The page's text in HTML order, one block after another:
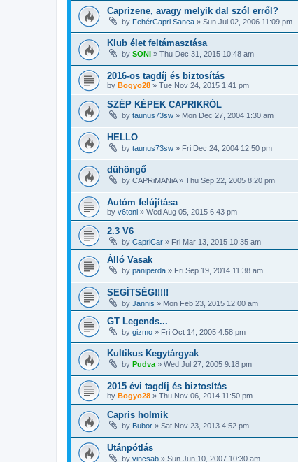
Caprizene, avagy melyik dal szól erről?
by FehérCapri Sanca » Sun Jul 02, 2006 11:09 pm
Klub élet feltámasztása
by SONI » Thu Dec 31, 2015 10:48 am
2016-os tagdíj és biztosítás
by Bogyo28 » Tue Nov 24, 2015 1:41 pm
SZÉP KÉPEK CAPRIKRÓL
by taunus73sw » Mon Dec 27, 2004 1:30 am
HELLO
by taunus73sw » Fri Dec 24, 2004 12:50 pm
dühöngő
by CAPRiMANiA» Thu Sep 22, 2005 8:20 pm
Autóm felújítása
by v6toni » Wed Aug 05, 2015 6:43 pm
2.3 V6
by CapriCar » Fri Mar 13, 2015 10:35 am
Álló Vasak
by paniperda » Fri Sep 19, 2014 11:38 am
SEGÍTSÉG!!!!!
by Jannis » Mon Feb 23, 2015 12:00 am
GT Legends...
by gizmo » Fri Oct 14, 2005 4:58 pm
Kultikus Kegytárgyak
by Pudva » Wed Jul 27, 2005 9:18 pm
2015 évi tagdíj és biztosítás
by Bogyo28 » Thu Nov 06, 2014 11:50 pm
Capris holmik
by Bubor » Sat Nov 23, 2013 4:52 pm
Utánpótlás
by vincsab » Sun Jun 10, 2007 10:30 am